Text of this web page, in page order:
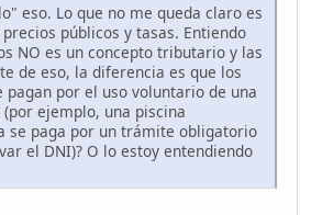
eso. Lo que no me queda claro es
públicos y tasas. Entiendo
NO es un concepto tributario y las
de eso, la diferencia es que los
pagan por el uso voluntario de una
ejemplo, una piscina
se paga por un trámite obligatorio
el DNI)? O lo estoy entendiendo